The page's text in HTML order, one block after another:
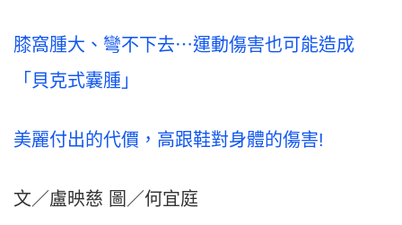
膝窩腫大、彎不下去⋯運動傷害也可能造成
「貝克式囊腫」
美麗付出的代價，高跟鞋對身體的傷害!
文／盧映慈 圖／何宜庭